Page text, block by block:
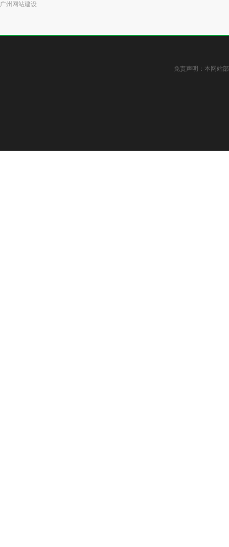
广州网站建设
免责声明：本网站